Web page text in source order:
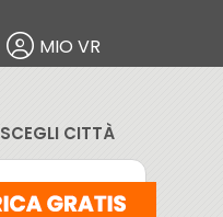
MIO VR
SCEGLI CITTÀ